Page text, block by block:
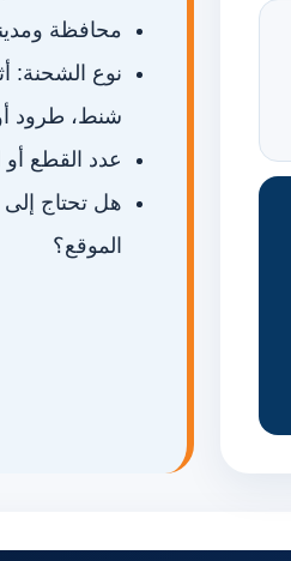
محافظة
نوع الشحنة:
شنط، طرود
عدد القطع أو
هل تحتاج
الموقع؟